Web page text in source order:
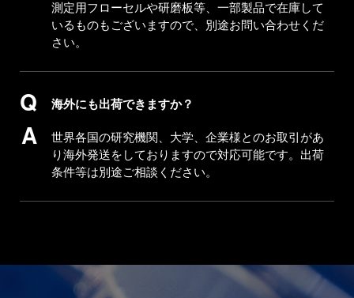
測定用フローセルや研磨板等、一部製品で在庫して
いるものもございますので、別途お問い合わせくだ
さい。
海外にも出荷できますか？
世界各国の研究機関、大学、企業様とのお取引があ
り海外発送をしておりますので対応可能です。出荷
条件等は別途ご相談ください。